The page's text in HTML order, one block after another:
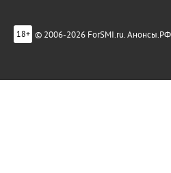
18+ © 2006-2026 ForSMI.ru.